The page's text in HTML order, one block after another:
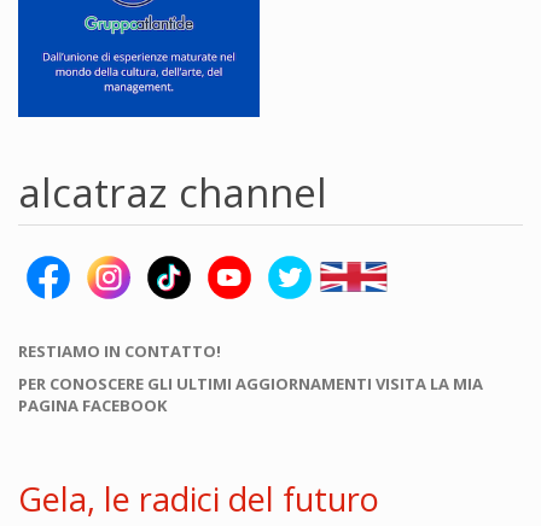
alcatraz channel
RESTIAMO IN CONTATTO!
PER CONOSCERE GLI ULTIMI AGGIORNAMENTI VISITA LA MIA
PAGINA FACEBOOK
Gela, le radici del futuro